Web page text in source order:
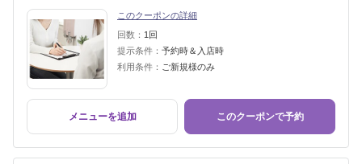
このクーポンの詳細
回数： 1回
提示条件： 予約時＆入店時
利用条件： ご新規様のみ
メニューを追加 このクーポンで予約